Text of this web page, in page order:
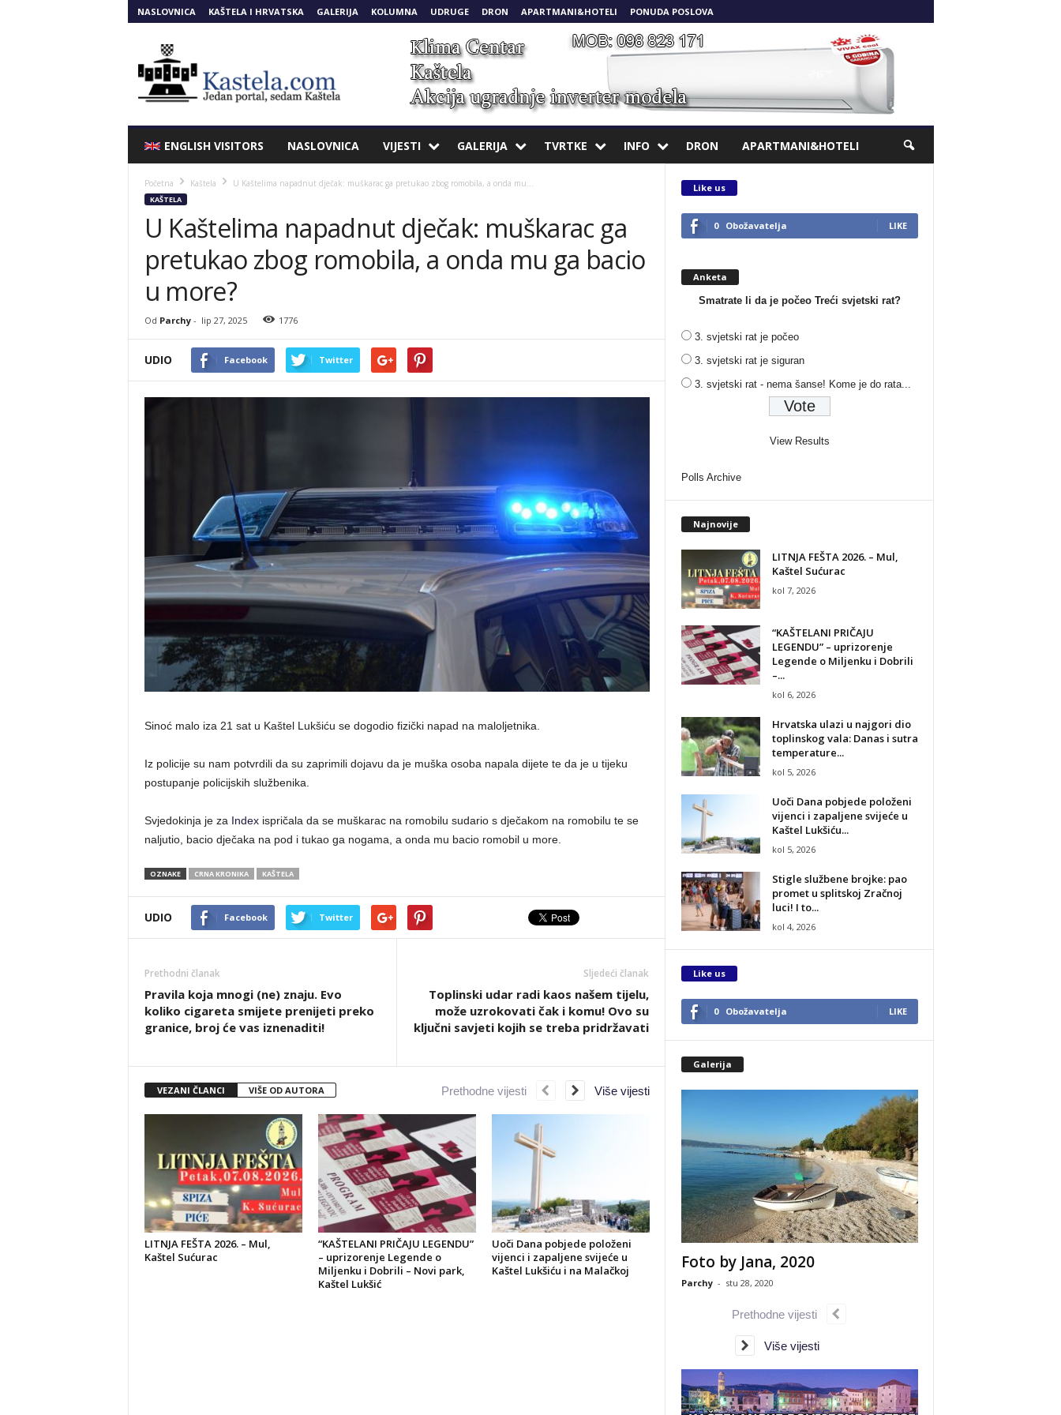
NASLOVNICA KAŠTELA I HRVATSKA GALERIJA KOLUMNA UDRUGE DRON APARTMANI&HOTELI PONUDA POSLOVA
ENGLISH VISITORS NASLOVNICA VIJESTI GALERIJA TVRTKE INFO DRON APARTMANI&HOTELI
Početna Kaštela U Kaštelima napadnut dječak: muškarac ga pretukao zbog romobila, a onda mu...
KAŠTELA
U Kaštelima napadnut dječak: muškarac ga
pretukao zbog romobila, a onda mu ga bacio
u more?
Od Parchy- lip 27, 2025 1776
UDIO Facebook Twitter
Sinoć malo iza 21 sat u Kaštel Lukšiću se dogodio fizički napad na maloljetnika.
Iz policije su nam potvrdili da su zaprimili dojavu da je muška osoba napala dijete te da je u tijeku
postupanje policijskih službenika.
Svjedokinja je za Indexispričala da se muškarac na romobilu sudario s dječakom na romobilu te se
naljutio, bacio dječaka na pod i tukao ga nogama, a onda mu bacio romobil u more.
OZNAKE CRNA KRONIKA KAŠTELA
UDIO Facebook Twitter
Prethodni članak
Pravila koja mnogi (ne) znaju. Evo
koliko cigareta smijete prenijeti preko
granice, broj će vas iznenaditi!
Sljedeći članak
Toplinski udar radi kaos našem tijelu,
može uzrokovati čak i komu! Ovo su
ključni savjeti kojih se treba pridržavati
VEZANI ČLANCI VIŠE OD AUTORA
LITNJA FEŠTA 2026. – Mul,
Kaštel Sućurac
“KAŠTELANI PRIČAJU LEGENDU”
– uprizorenje Legende o
Miljenku i Dobrili – Novi park,
Kaštel Lukšić
Uoči Dana pobjede položeni
vijenci i zapaljene svijeće u
Kaštel Lukšiću i na Malačkoj
Prethodne vijesti Više vijesti
Like us
0 Obožavatelja LIKE
Anketa
Smatrate li da je počeo Treći svjetski rat?
3. svjetski rat je počeo
3. svjetski rat je siguran
3. svjetski rat - nema šanse! Kome je do rata...
View Results
Polls Archive
Najnovije
LITNJA FEŠTA 2026. – Mul,
Kaštel Sućurac
kol 7, 2026
“KAŠTELANI PRIČAJU
LEGENDU” – uprizorenje
Legende o Miljenku i Dobrili
–...
kol 6, 2026
Hrvatska ulazi u najgori dio
toplinskog vala: Danas i sutra
temperature...
kol 5, 2026
Uoči Dana pobjede položeni
vijenci i zapaljene svijeće u
Kaštel Lukšiću...
kol 5, 2026
Stigle službene brojke: pao
promet u splitskoj Zračnoj
luci! I to...
kol 4, 2026
Like us
0 Obožavatelja LIKE
Galerija
Foto by Jana, 2020
Parchy - stu 28, 2020
Prethodne vijesti
Više vijesti